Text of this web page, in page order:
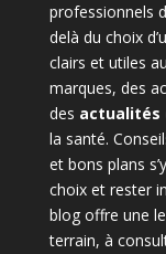
professionnels
delà du choix
clairs et utiles
marques, des
des actualités
la santé.
et bons plans
choix et rester
blog offre une
terrain, à